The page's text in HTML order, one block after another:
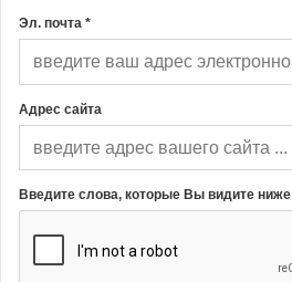
Эл. почта *
Адрес сайта
Введите слова, которые Вы видите ниже